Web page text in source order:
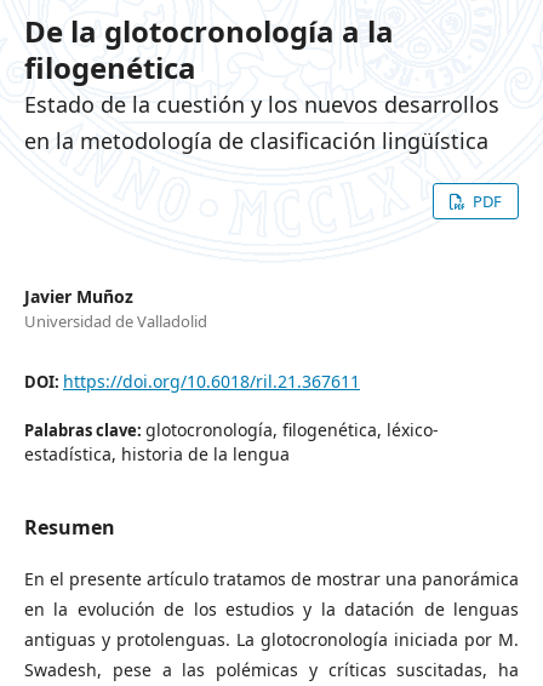
De la glotocronología a la
filogenética
Estado de la cuestión y los nuevos desarrollos
en la metodología de clasificación lingüística
PDF
Javier Muñoz
Universidad de Valladolid
DOI: https://doi.org/10.6018/ril.21.367611
Palabras clave: glotocronología, filogenética, léxico-
estadística, historia de la lengua
Resumen
En el presente artículo tratamos de mostrar una panorámica
en la evolución de los estudios y la datación de lenguas
antiguas y protolenguas. La glotocronología iniciada por M.
Swadesh, pese a las polémicas y críticas suscitadas, ha